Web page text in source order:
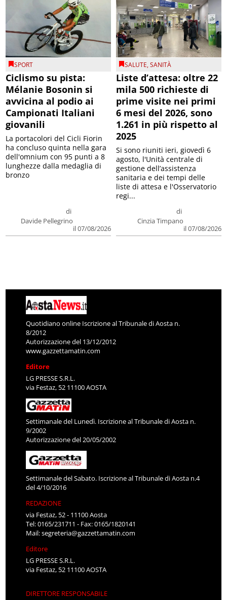
SPORT
Ciclismo su pista:
Mélanie Bosonin si
avvicina al podio ai
Campionati Italiani
giovanili
di
Davide Pellegrino
il 07/08/2026
La portacolori del Cicli Fiorin
ha concluso quinta nella gara
dell'omnium con 95 punti a 8
lunghezze dalla medaglia di
bronzo
SALUTE,SANITÀ
Liste d’attesa: oltre 22
mila 500 richieste di
prime visite nei primi
6 mesi del 2026, sono
1.261 in più rispetto al
2025
di
Cinzia Timpano
il 07/08/2026
Si sono riuniti ieri, giovedì 6
agosto, l'Unità centrale di
gestione dell’assistenza
sanitaria e dei tempi delle
liste di attesa e l'Osservatorio
regi...
Quotidiano online Iscrizione al Tribunale di Aosta n.
8/2012
Autorizzazione del 13/12/2012
www.gazzettamatin.com
Editore
LG PRESSE S.R.L.
via Festaz, 52 11100 AOSTA
Settimanale del Lunedì. Iscrizione al Tribunale di Aosta n.
9/2002
Autorizzazione del 20/05/2002
Settimanale del Sabato. Iscrizione al Tribunale di Aosta n.4
del 4/10/2016
REDAZIONE
via Festaz, 52 - 11100 Aosta
Tel: 0165/231711 - Fax: 0165/1820141
Mail:segreteria@gazzettamatin.com
Editore
LG PRESSE S.R.L.
via Festaz, 52 11100 AOSTA
DIRETTORE RESPONSABILE